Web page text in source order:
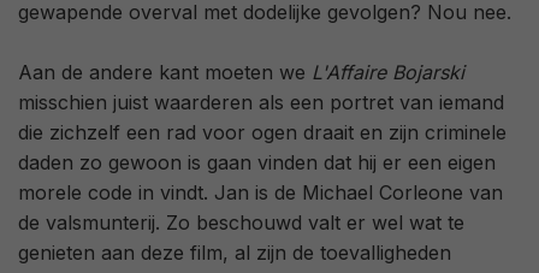
gewapende overval met dodelijke gevolgen? Nou nee.
Aan de andere kant moeten we L'Affaire Bojarski
misschien juist waarderen als een portret van iemand
die zichzelf een rad voor ogen draait en zijn criminele
daden zo gewoon is gaan vinden dat hij er een eigen
morele code in vindt. Jan is de Michael Corleone van
de valsmunterij. Zo beschouwd valt er wel wat te
genieten aan deze film, al zijn de toevalligheden